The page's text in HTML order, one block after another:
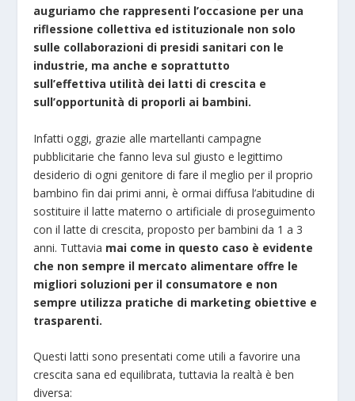
auguriamo che rappresenti l’occasione per una
riflessione collettiva ed istituzionale non solo
sulle collaborazioni di presidi sanitari con le
industrie, ma anche e soprattutto
sull’effettiva utilità dei latti di crescita e
sull’opportunità di proporli ai bambini.
Infatti oggi, grazie alle martellanti campagne
pubblicitarie che fanno leva sul giusto e legittimo
desiderio di ogni genitore di fare il meglio per il proprio
bambino fin dai primi anni, è ormai diffusa l’abitudine di
sostituire il latte materno o artificiale di proseguimento
con il latte di crescita, proposto per bambini da 1 a 3
anni. Tuttavia mai come in questo caso è evidente
che non sempre il mercato alimentare offre le
migliori soluzioni per il consumatore e non
sempre utilizza pratiche di marketing obiettive e
trasparenti.
Questi latti sono presentati come utili a favorire una
crescita sana ed equilibrata, tuttavia la realtà è ben
diversa: